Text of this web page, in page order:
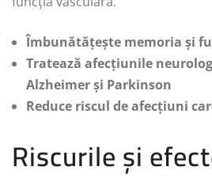
Îmbunătățește memoria și
Tratează afecțiunile
Alzheimer și Parkinson
Reduce riscul de afecțiuni
Riscurile și